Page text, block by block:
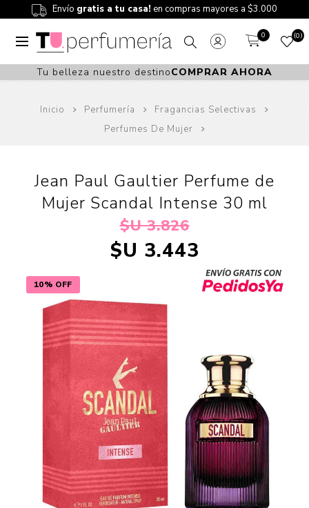
Envío gratis a tu casa! en compras mayores a $3.000
0 0
Tu belleza nuestro destinoCOMPRAR AHORA
Inicio Perfumería
Fragancias Selectivas
Perfumes De Mujer
10% OFF
Jean Paul Gaultier Perfume de
Mujer Scandal Intense 30 ml
$U 3.826
$U 3.443